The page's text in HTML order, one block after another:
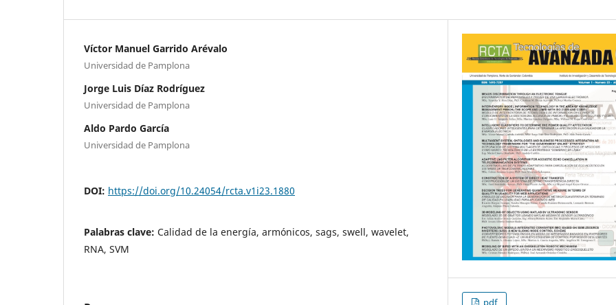
Víctor Manuel Garrido Arévalo
Universidad de Pamplona
Jorge Luis Díaz Rodríguez
Universidad de Pamplona
Aldo Pardo García
Universidad de Pamplona
DOI: https://doi.org/10.24054/rcta.v1i23.1880
Palabras clave: Calidad de la energía, armónicos, sags, swell, wavelet,
RNA, SVM
pdf